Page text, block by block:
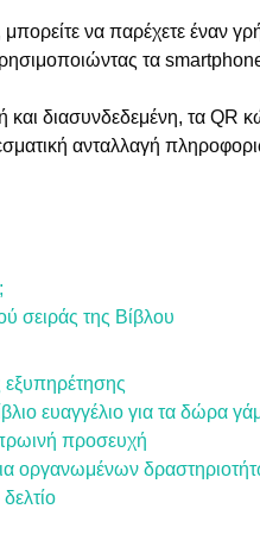
να παρέχετε έναν
τα
διασυνδεδεμένη, τα QR
ανταλλαγή
σειράς της Βίβλου
ευαγγέλιο για τα δώρα
πρωινή προσευχή
οργανωμένων